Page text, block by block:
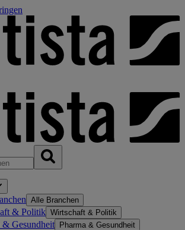
Alle Branchen
& Politik Wirtschaft & Politik
& Gesundheit Pharma & Gesundheit